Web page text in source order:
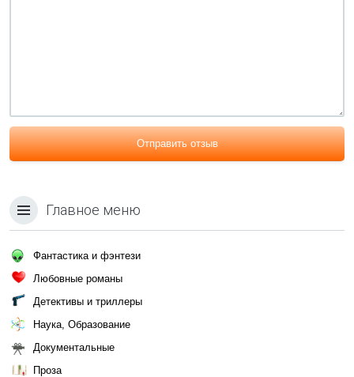
Отправить отзыв
Главное меню
Фантастика и фэнтези
Любовные романы
Детективы и триллеры
Наука, Образование
Документальные
Проза